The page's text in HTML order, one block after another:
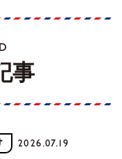
事
2026.07.19